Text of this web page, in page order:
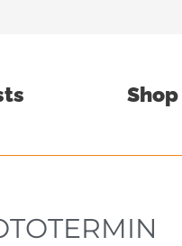
Shop